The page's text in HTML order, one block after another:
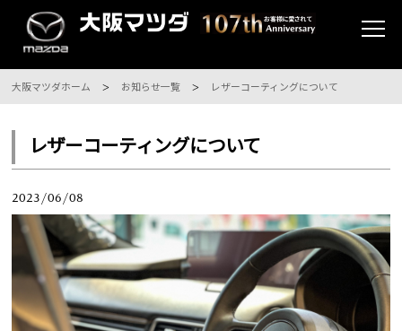
大阪マツダホーム お知らせ一覧 レザーコーティングについて
レザーコーティングについて
2023/06/08